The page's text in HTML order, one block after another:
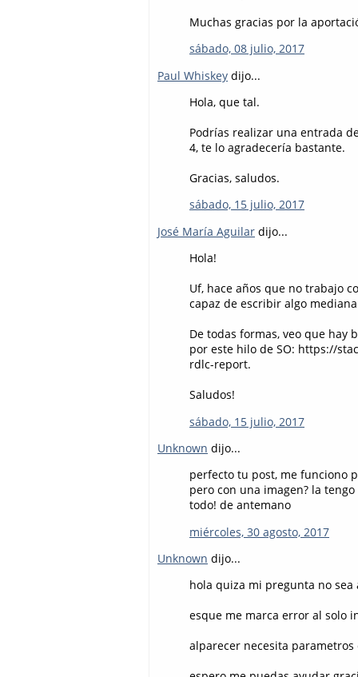
Muchas gracias por la
sábado, 08 julio, 2017
Paul Whiskey dijo...
Hola, que tal.
Podrías realizar una entrada
4, te lo agradecería bastante.
Gracias, saludos.
sábado, 15 julio, 2017
José María Aguilar dijo...
Hola!
Uf, hace años que no trabajo
capaz de escribir algo
De todas formas, veo que hay
por este hilo de SO: https://
rdlc-report.
Saludos!
sábado, 15 julio, 2017
Unknown dijo...
perfecto tu post, me funciono
pero con una imagen? la
todo! de antemano
miércoles, 30 agosto, 2017
Unknown dijo...
hola quiza mi pregunta no
esque me marca error al solo
alparecer necesita